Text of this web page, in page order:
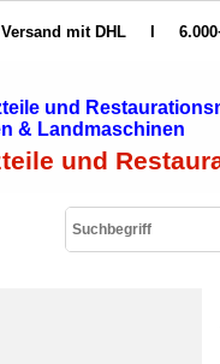
mit DHL I
und